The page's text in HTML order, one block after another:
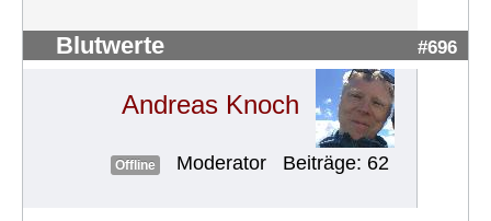
Blutwerte #696
Andreas Knoch
Offline Moderator Beiträge: 62